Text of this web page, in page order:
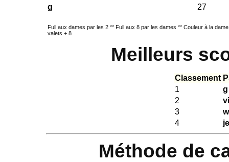
g 27
Full aux dames par les 2 ** Full aux 8 par les dames ** Couleur à la
valets + 8
Meilleurs
Classement
1
g
2
3
4
Méthode de